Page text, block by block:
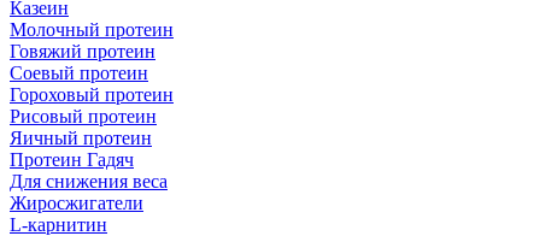
Казеин
Молочный протеин
Говяжий протеин
Соевый протеин
Гороховый протеин
Рисовый протеин
Яичный протеин
Протеин Гадяч
Для снижения веса
Жиросжигатели
L-карнитин